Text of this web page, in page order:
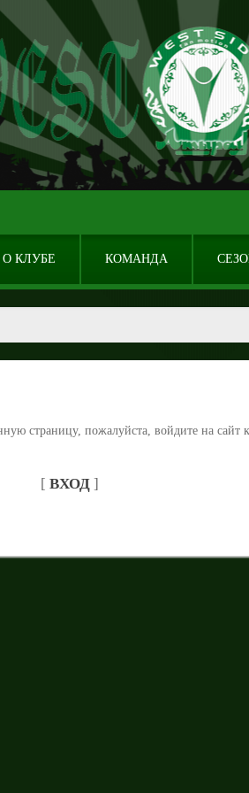
О КЛУБЕ КОМАНДА
страницу, пожалуйста, войдите на сайт
[ ВХОД ]